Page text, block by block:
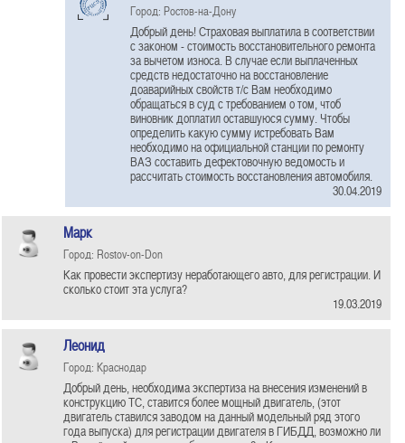
Город: Ростов-на-Дону
Добрый день! Страховая выплатила в соответствии
с законом - стоимость восстановительного ремонта
за вычетом износа. В случае если выплаченных
средств недостаточно на восстановление
доаварийных свойств т/с Вам необходимо
обращаться в суд с требованием о том, чтоб
виновник доплатил оставшуюся сумму. Чтобы
определить какую сумму истребовать Вам
необходимо на официальной станции по ремонту
ВАЗ составить дефектовочную ведомость и
рассчитать стоимость восстановления автомобиля.
30.04.2019
Марк
Город: Rostov-on-Don
Как провести экспертизу неработающего авто, для регистрации. И
сколько стоит эта услуга?
19.03.2019
Леонид
Город: Краснодар
Добрый день, необходима экспертиза на внесения изменений в
конструкцию ТС, ставится более мощный двигатель, (этот
двигатель ставился заводом на данный модельный ряд этого
года выпуска) для регистрации двигателя в ГИБДД, возможно ли